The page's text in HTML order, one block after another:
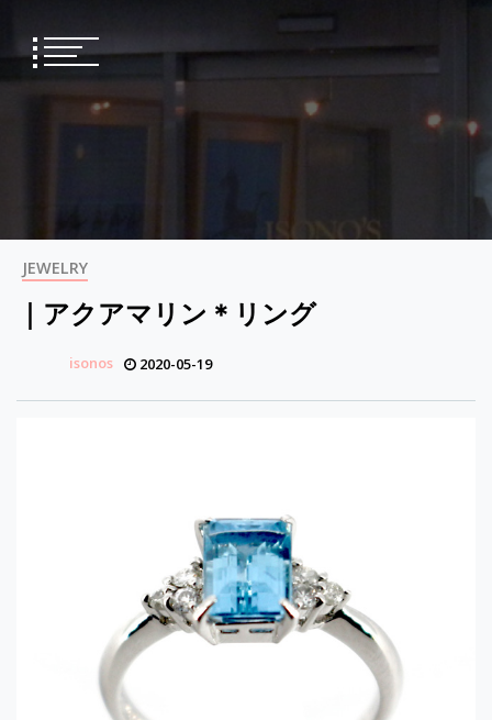
content
JEWELRY
｜アクアマリン＊リング
isonos 2020-05-19